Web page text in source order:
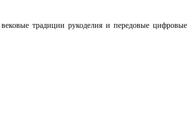
традиции рукоделия и передовые цифровые